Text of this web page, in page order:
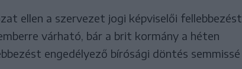
ellen a szervezet jogi képviselői fellebbezést
várható, bár a brit kormány a héten
engedélyező bírósági döntés semmissé